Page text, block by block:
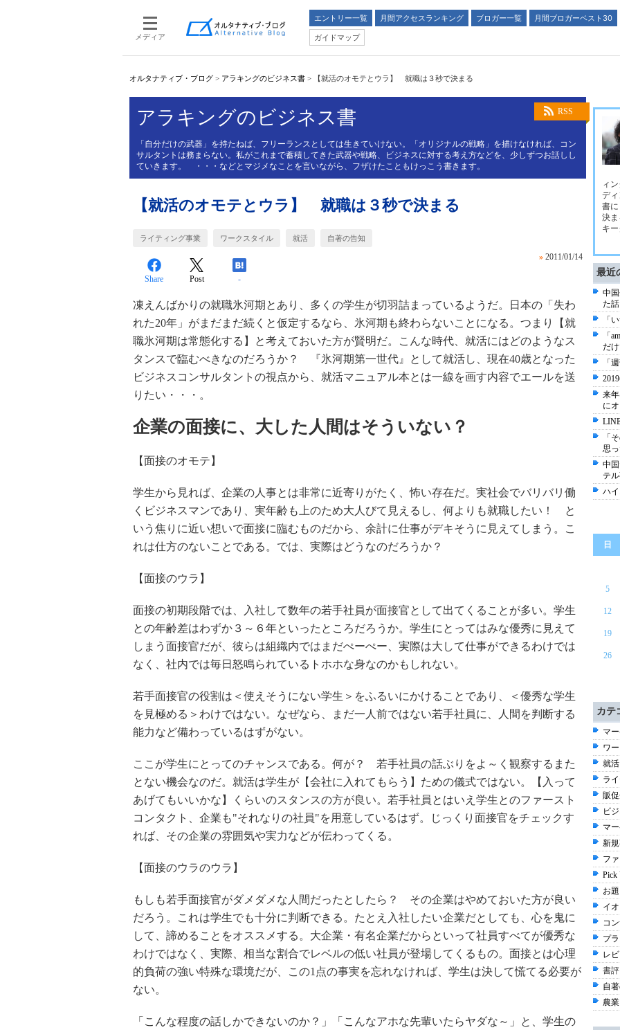
メディア
エントリー一覧 月間アクセスランキング ブロガー一覧
月間ブロガーベスト30
ガイドマップ
オルタナティブ・ブログ > アラキングのビジネス書 > 【就活のオモテとウラ】 就職は３秒で決まる
RSS
アラキングのビジネス書
「自分だけの武器」を持たねば、フリーランスとしては生きていけない。「オリジナルの戦略」を描けなければ、コン
サルタントは務まらない。私がこれまで蓄積してきた武器や戦略、ビジネスに対する考え方などを、少しずつお話しし
ていきます。 ・・・などとマジメなことを言いながら、フザけたこともけっこう書きます。
【就活のオモテとウラ】 就職は３秒で決まる
ライティング事業 ワークスタイル 就活 自著の告知
» 2011/01/14
Share Post -
凍えんばかりの就職氷河期とあり、多くの学生が切羽詰まっているようだ。日本の「失わ
れた20年」がまだまだ続くと仮定するなら、氷河期も終わらないことになる。つまり【就
職氷河期は常態化する】と考えておいた方が賢明だ。こんな時代、就活にはどのようなス
タンスで臨むべきなのだろうか？ 『氷河期第一世代』として就活し、現在40歳となった
ビジネスコンサルタントの視点から、就活マニュアル本とは一線を画す内容でエールを送
りたい・・・。
企業の面接に、大した人間はそういない？
【面接のオモテ】
学生から見れば、企業の人事とは非常に近寄りがたく、怖い存在だ。実社会でバリバリ働
くビジネスマンであり、実年齢も上のため大人びて見えるし、何よりも就職したい！ と
いう焦りに近い想いで面接に臨むものだから、余計に仕事がデキそうに見えてしまう。こ
れは仕方のないことである。では、実際はどうなのだろうか？
【面接のウラ】
面接の初期段階では、入社して数年の若手社員が面接官として出てくることが多い。学生
との年齢差はわずか３～６年といったところだろうか。学生にとってはみな優秀に見えて
しまう面接官だが、彼らは組織内ではまだぺーぺー、実際は大して仕事ができるわけでは
なく、社内では毎日怒鳴られているトホホな身なのかもしれない。
若手面接官の役割は＜使えそうにない学生＞をふるいにかけることであり、＜優秀な学生
を見極める＞わけではない。なぜなら、まだ一人前ではない若手社員に、人間を判断する
能力など備わっているはずがない。
ここが学生にとってのチャンスである。何が？ 若手社員の話ぶりをよ～く観察するまた
とない機会なのだ。就活は学生が【会社に入れてもらう】ための儀式ではない。【入って
あげてもいいかな】くらいのスタンスの方が良い。若手社員とはいえ学生とのファースト
コンタクト、企業も"それなりの社員"を用意しているはず。じっくり面接官をチェックす
れば、その企業の雰囲気や実力などが伝わってくる。
【面接のウラのウラ】
もしも若手面接官がダメダメな人間だったとしたら？ その企業はやめておいた方が良い
だろう。これは学生でも十分に判断できる。たとえ入社したい企業だとしても、心を鬼に
して、諦めることをオススメする。大企業・有名企業だからといって社員すべてが優秀な
わけではなく、実際、相当な割合でレベルの低い社員が登場してくるもの。面接とは心理
的負荷の強い特殊な環境だが、この1点の事実を忘れなければ、学生は決して慌てる必要が
ない。
「こんな程度の話しかできないのか？」「こんなアホな先輩いたらヤダな～」と、学生の
ィ
デ
書
決ま
キ
最近
中
た話
「
「
だ
「
来
に
「
思
中
テ
ハ
日
5
12
19
26
カテ
マ
ワ
就
ラ
販
ビ
マ
新
フ
Pick
お
イ
コ
プ
レ
書評
自
農